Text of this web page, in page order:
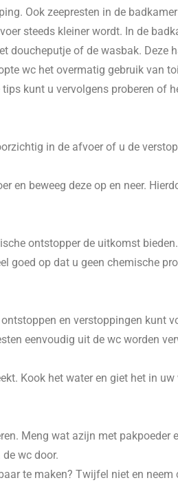
Ook zeepresten in de
steeds kleiner wordt. In de
doucheputje of de wasbak.
wc het overmatig gebruik van
kunt u vervolgens proberen
in de afvoer of u de
en beweeg deze op en neer.
ontstopper de uitkomst
goed op dat u geen chemische
en verstoppingen
eenvoudig uit de wc worden
Kook het water en giet het in
Meng wat azijn met
wc door.
te maken? Twijfel niet en